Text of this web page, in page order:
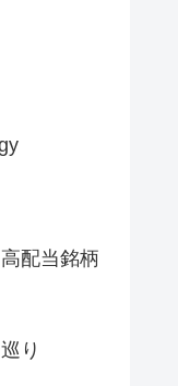
配当銘柄
り